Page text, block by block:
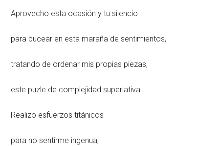
Aprovecho esta ocasión y tu silencio
para bucear en esta maraña de sentimientos,
tratando de ordenar mis propias piezas,
este puzle de complejidad superlativa.
Realizo esfuerzos titánicos
para no sentirme ingenua,